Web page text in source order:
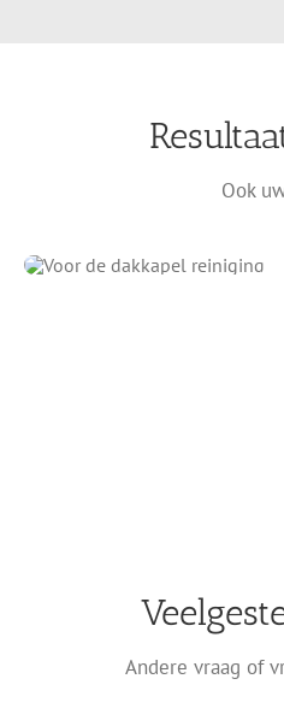
Ook
Andere vraag of